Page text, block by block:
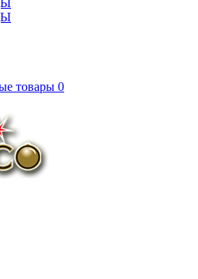
товары 0